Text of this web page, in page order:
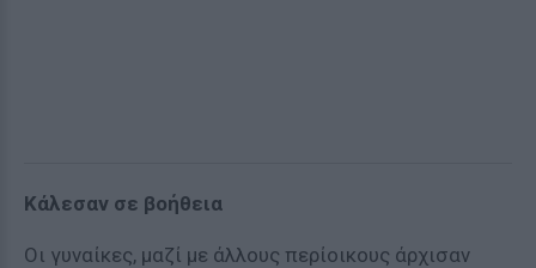
Κάλεσαν σε βοήθεια
Οι γυναίκες, μαζί με άλλους περίοικους άρχισαν